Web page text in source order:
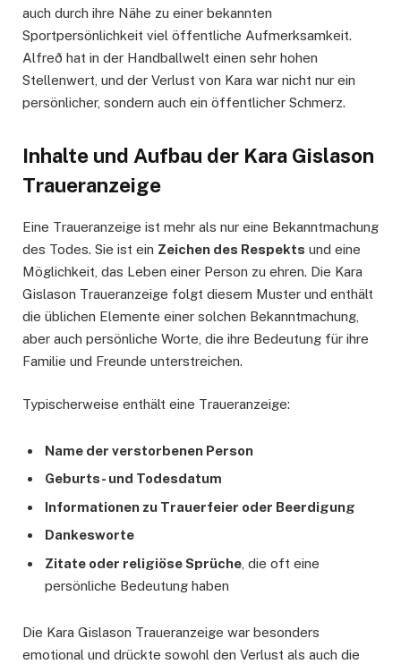
auch durch ihre Nähe zu einer bekannten
Sportpersönlichkeit viel öffentliche Aufmerksamkeit.
Alfreð hat in der Handballwelt einen sehr hohen
Stellenwert, und der Verlust von Kara war nicht nur ein
persönlicher, sondern auch ein öffentlicher Schmerz.
Inhalte und Aufbau der Kara Gislason
Traueranzeige
Eine Traueranzeige ist mehr als nur eine Bekanntmachung
des Todes. Sie ist ein Zeichen des Respekts und eine
Möglichkeit, das Leben einer Person zu ehren. Die Kara
Gislason Traueranzeige folgt diesem Muster und enthält
die üblichen Elemente einer solchen Bekanntmachung,
aber auch persönliche Worte, die ihre Bedeutung für ihre
Familie und Freunde unterstreichen.
Typischerweise enthält eine Traueranzeige:
Name der verstorbenen Person
Geburts- und Todesdatum
Informationen zu Trauerfeier oder Beerdigung
Dankesworte
Zitate oder religiöse Sprüche , die oft eine
persönliche Bedeutung haben
Die Kara Gislason Traueranzeige war besonders
emotional und drückte sowohl den Verlust als auch die